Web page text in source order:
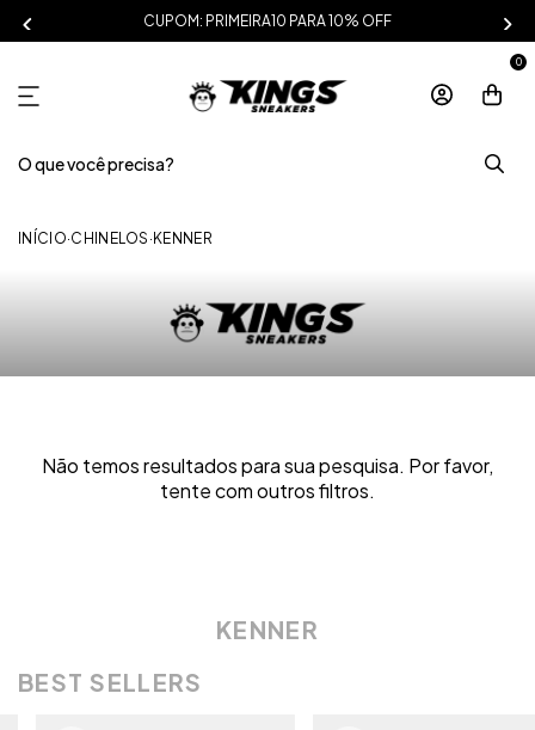
CUPOM: PRIMEIRA10 PARA 10% OFF
0
INÍCIO·CHINELOS · KENNER
Não temos resultados para sua pesquisa. Por favor,
tente com outros filtros.
KENNER
BEST SELLERS